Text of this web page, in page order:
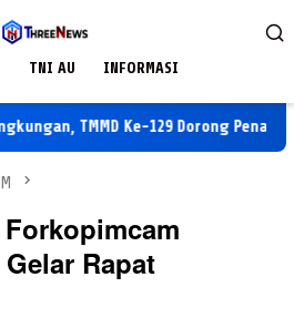
TNI AU INFORMASI
TMMD Ke-129 Dorong Penanaman
Rapat